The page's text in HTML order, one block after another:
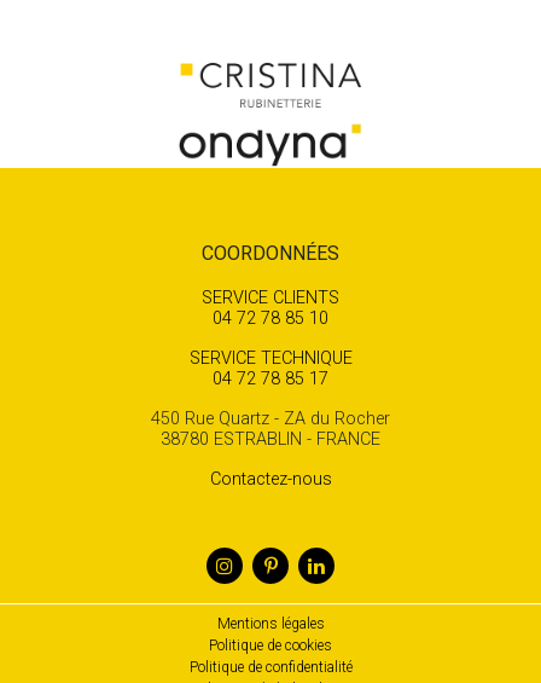
COORDONNÉES
SERVICE CLIENTS
04 72 78 85 10
SERVICE TECHNIQUE
04 72 78 85 17
450 Rue Quartz - ZA du Rocher
38780 ESTRABLIN - FRANCE
Contactez-nous
Mentions légales
Politique de cookies
Politique de confidentialité